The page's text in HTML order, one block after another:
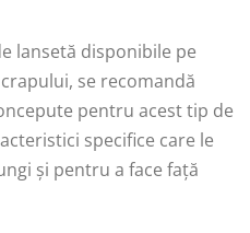
lansetă disponibile pe
se recomandă
pentru acest tip de
specifice care le
și pentru a face față